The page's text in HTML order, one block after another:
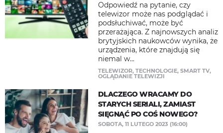
Odpowiedź na pytanie, czy
telewizor może nas podglądać i
podsłuchiwać, może być
przerażająca. Z najnowszych analiz
brytyjskich naukowców wynika, że
urządzenia, które znajdują się
niemal w...
TELEWIZOR, TECHNOLOGIE, SMART TV,
OGLĄDANIE TELEWIZJI
DLACZEGO WRACAMY DO
STARYCH SERIALI, ZAMIAST
SIĘGNĄĆ PO COŚ NOWEGO?
SOBOTA, 11 LUTEGO 2023 (16:00)